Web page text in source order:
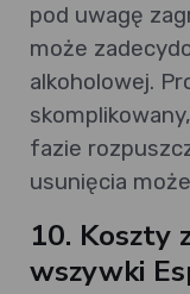
pod uwagę
może
alkoholowej.
fazie
usunięcia
10. Koszty
wszywki